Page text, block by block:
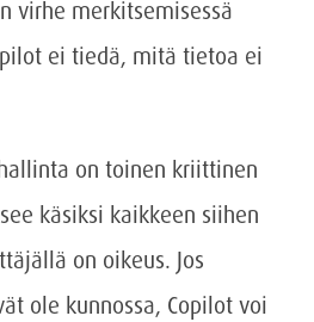
virhe merkitsemisessä
ei tiedä, mitä tietoa ei
on toinen kriittinen
käsiksi kaikkeen siihen
on oikeus. Jos
ole kunnossa, Copilot voi